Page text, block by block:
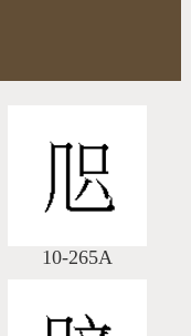
10-265A